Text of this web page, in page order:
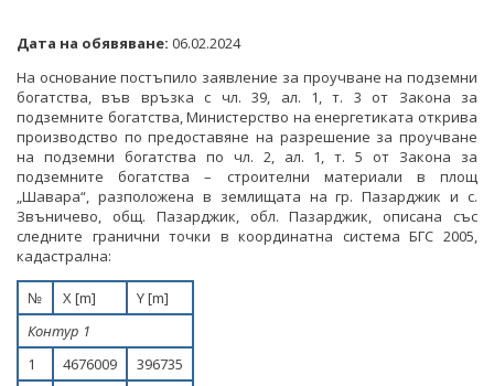
ПАЗАРНИ КОНСУЛТАЦИИ
СТАНОВИЩА НА АОП
ОБЯВЛЕНИЯ ЗА ПРЕДВАРИТЕЛНА ИНФОРМАЦИЯ
ПУБЛИЧНИ ПОКАНИ
ПОКАНИ
ОБЯВЛЕНИЯ ЗА ПРЕДВАРИТЕЛНА ИНФОРМАЦИЯ
ПРЕДВАРИТЕЛЕН КОНТРОЛ
СТАНОВИЩА НА АОП ПО ЗАПИТВАНИЯ
ОБЩЕСТВЕНИ ПОРЪЧКИ ДО 2014 Г.
РАЗПРОДАЖБА НА АКТИВИ
БЮЛЕТИН ПРОДАЖБИ НА СИНДИЦИТЕ
ОБЯВИ
ТЪРГОВЕ
ИЗБОР НА ОДИТОРИ
ПОКАНИ НА ТЪРГОВСКИ ДРУЖЕСТВА ЗА
ПРЕДОСТАВЯНЕ НА ФИНАНСОВИ УСЛУГИ
Дата на обявяване: 06.02.2024
На основание постъпило заявление за проучване на подземни
богатства, във връзка с чл. 39, ал. 1, т. 3 от Закона за
подземните богатства, Министерство на енергетиката открива
производство по предоставяне на разрешение за проучване
на подземни богатства по чл. 2, ал. 1, т. 5 от Закона за
подземните богатства – строителни материали в площ
„Шавара“, разположена в землищата на гр. Пазарджик и с.
Звъничево, общ. Пазарджик, обл. Пазарджик, описана със
следните гранични точки в координатна система БГС 2005,
кадастрална:
№ Х [m]
Y [m]
Контур 1
1
4676009
396735